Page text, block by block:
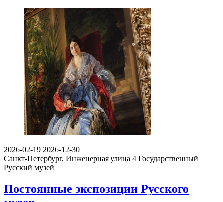
2026-02-19 2026-12-30
Санкт-Петербург, Инженерная улица 4 Государственный
Русский музей
Постоянные экспозиции Русского